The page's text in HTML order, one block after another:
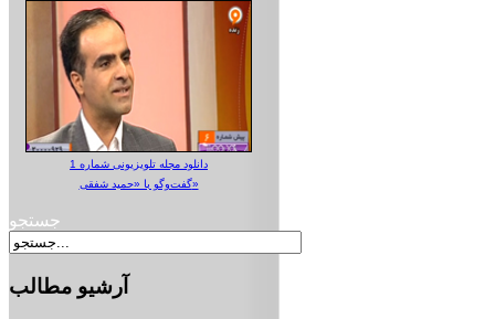
دانلود مجله تلویزیونی شماره 1
گفت‌وگو با «حمید شفقی»
جستجو
آرشیو مطالب